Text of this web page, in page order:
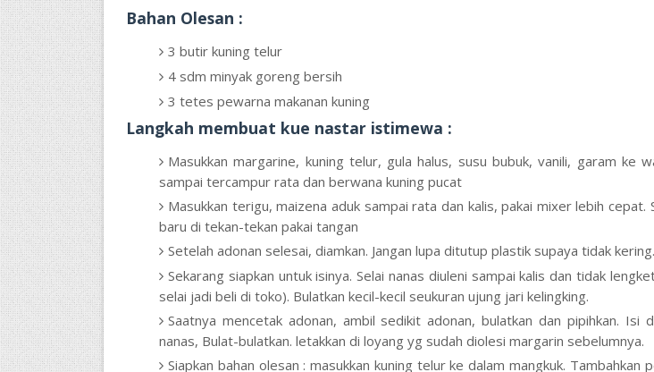
Bahan Olesan :
3 butir kuning telur
4 sdm minyak goreng bersih
3 tetes pewarna makanan kuning
Langkah membuat kue nastar istimewa :
Masukkan margarine, kuning telur, gula halus, susu bubuk, vanili, garam ke
sampai tercampur rata dan berwana kuning pucat
Masukkan terigu, maizena aduk sampai rata dan kalis, pakai mixer lebih cepat.
baru di tekan-tekan pakai tangan
Setelah adonan selesai, diamkan. Jangan lupa ditutup plastik supaya tidak kering.
Sekarang siapkan untuk isinya. Selai nanas diuleni sampai kalis dan tidak
selai jadi beli di toko). Bulatkan kecil-kecil seukuran ujung jari kelingking.
Saatnya mencetak adonan, ambil sedikit adonan, bulatkan dan pipihkan. Isi
nanas, Bulat-bulatkan. letakkan di loyang yg sudah diolesi margarin sebelumnya.
Siapkan bahan olesan : masukkan kuning telur ke dalam mangkuk. Tambahkan